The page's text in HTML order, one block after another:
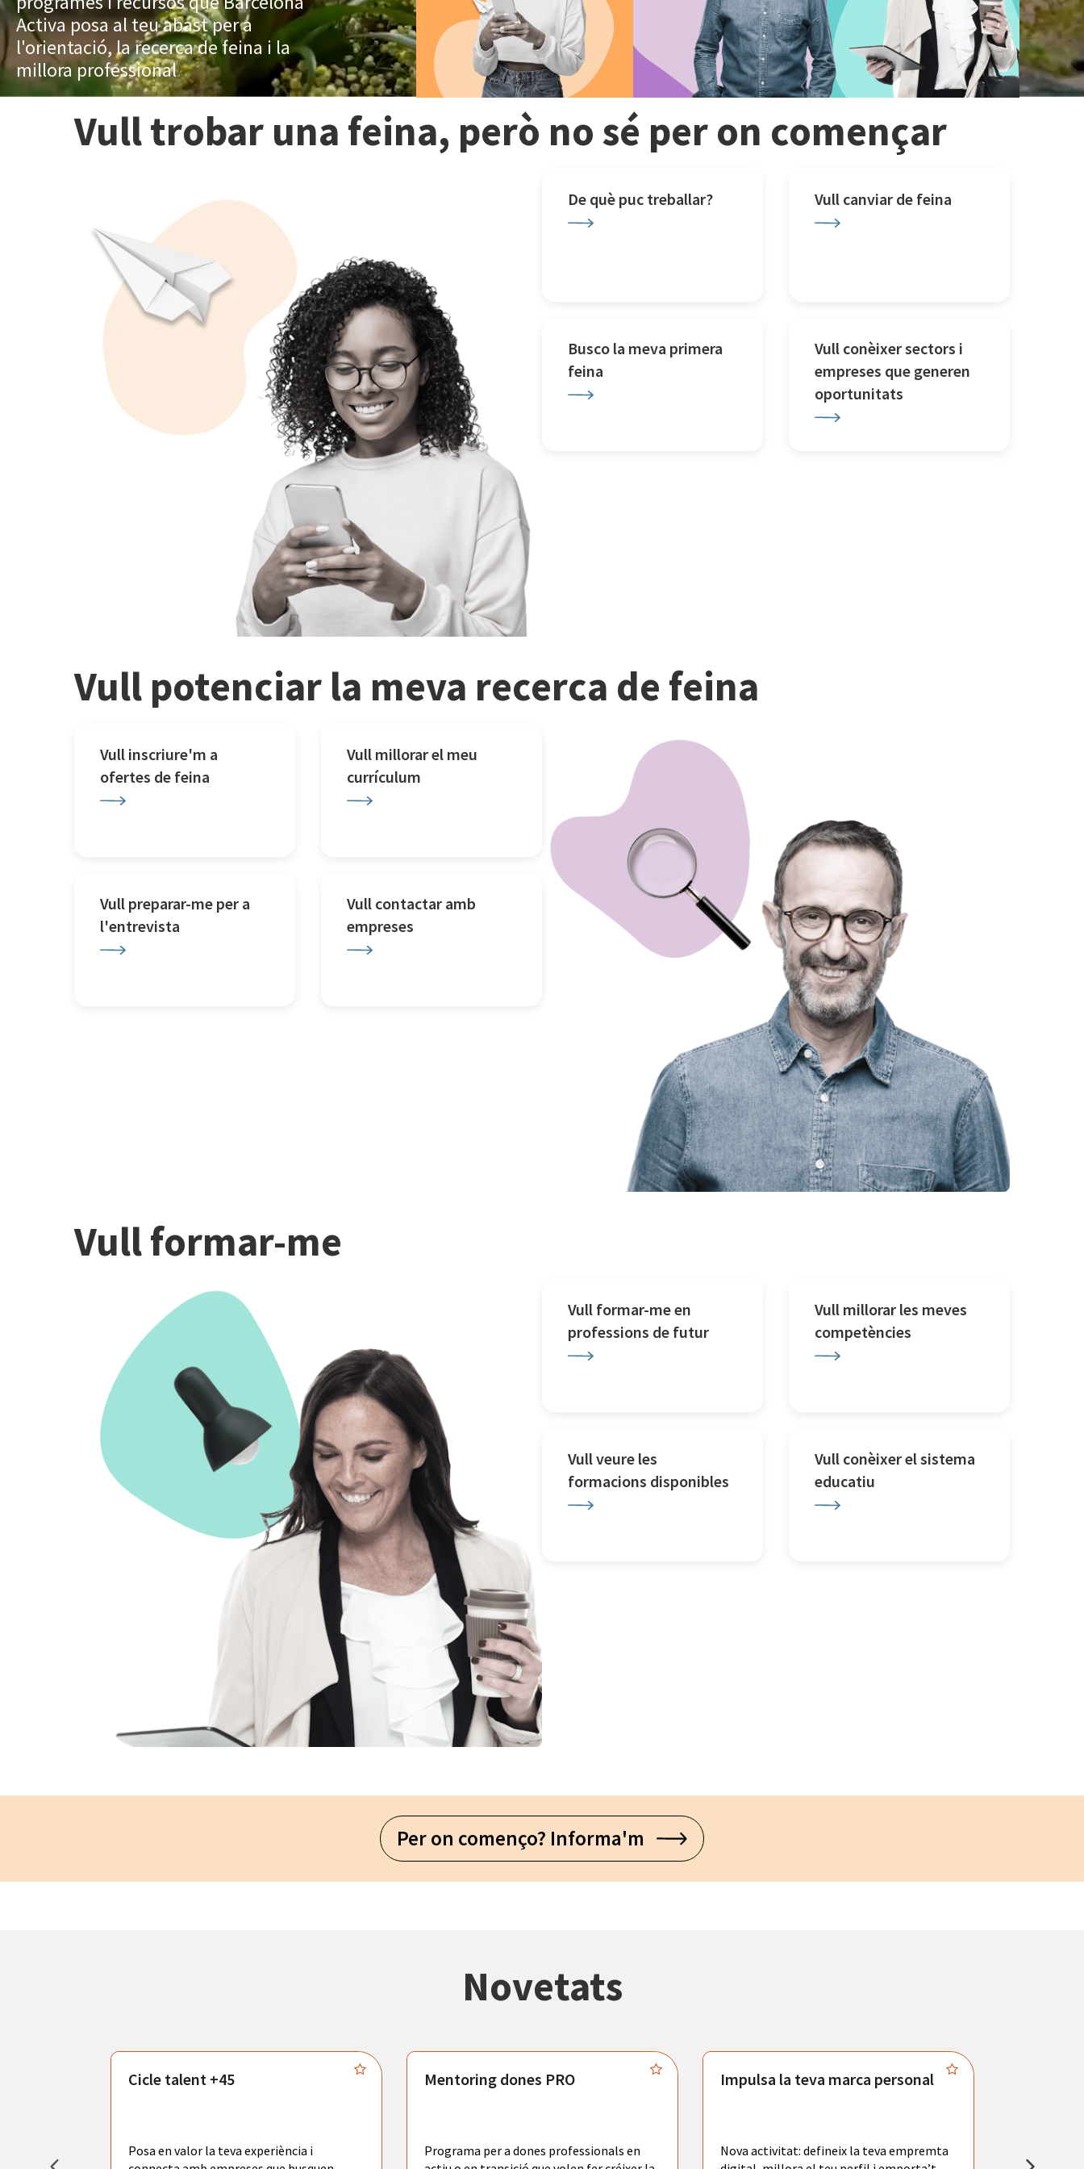
Activa posa al teu abast per a
l'orientació, la recerca de feina i la
millora professional
Vull trobar una feina, però no sé per on començar
De què puc treballar? Vull canviar de feina
Busco la meva primera
feina
Vull conèixer sectors i
empreses que generen
oportunitats
Vull potenciar la meva recerca de feina
Vull inscriure'm a
ofertes de feina
Vull millorar el meu
currículum
Vull preparar-me per a
l'entrevista
Vull contactar amb
empreses
Vull formar-me
Vull formar-me en
professions de futur
Vull millorar les meves
competències
Vull veure les
formacions disponibles
Vull conèixer el sistema
educatiu
Per on començo? Informa'm
Novetats
Cicle talent +45
Posa en valor la teva experiència i
Mentoring dones PRO
Programa per a dones professionals en
Impulsa la teva marca personal
Nova activitat: defineix la teva empremta